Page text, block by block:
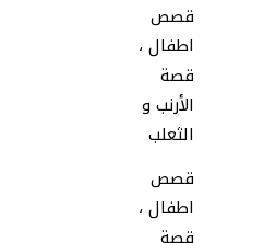
قصص
اطفال ،
قصة
الأرنب و
الثعلب
قصص
اطفال ،